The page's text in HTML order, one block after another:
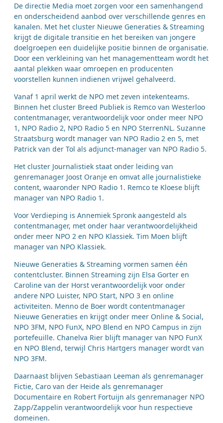
De directie Media moet zorgen voor een samenhangend
en onderscheidend aanbod over verschillende genres en
kanalen. Met het cluster Nieuwe Generaties & Streaming
krijgt de digitale transitie en het bereiken van jongere
doelgroepen een duidelijke positie binnen de organisatie.
Door een verkleining van het managementteam wordt het
aantal plekken waar omroepen en producenten
voorstellen kunnen indienen vrijwel gehalveerd.
Vanaf 1 april werkt de NPO met zeven intekenteams.
Binnen het cluster Breed Publiek is Remco van Westerloo
contentmanager, verantwoordelijk voor onder meer NPO
1, NPO Radio 2, NPO Radio 5 en NPO SterrenNL. Suzanne
Straatsburg wordt manager van NPO Radio 2 en 5, met
Patrick van der Tol als adjunct-manager van NPO Radio 5.
Het cluster Journalistiek staat onder leiding van
genremanager Joost Oranje en omvat alle journalistieke
content, waaronder NPO Radio 1. Remco te Kloese blijft
manager van NPO Radio 1.
Voor Verdieping is Annemiek Spronk aangesteld als
contentmanager, met onder haar verantwoordelijkheid
onder meer NPO 2 en NPO Klassiek. Tim Moen blijft
manager van NPO Klassiek.
Nieuwe Generaties & Streaming vormen samen één
contentcluster. Binnen Streaming zijn Elsa Gorter en
Caroline van der Horst verantwoordelijk voor onder
andere NPO Luister, NPO Start, NPO 3 en online
activiteiten. Menno de Boer wordt contentmanager
Nieuwe Generaties en krijgt onder meer Online & Social,
NPO 3FM, NPO FunX, NPO Blend en NPO Campus in zijn
portefeuille. Chanelva Rier blijft manager van NPO FunX
en NPO Blend, terwijl Chris Hartgers manager wordt van
NPO 3FM.
Daarnaast blijven Sebastiaan Leeman als genremanager
Fictie, Caro van der Heide als genremanager
Documentaire en Robert Fortuijn als genremanager NPO
Zapp/Zappelin verantwoordelijk voor hun respectieve
domeinen.